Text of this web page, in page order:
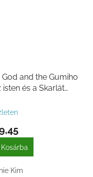
God and the Gumiho
isten és a Skarlát
Kosárba
Kim